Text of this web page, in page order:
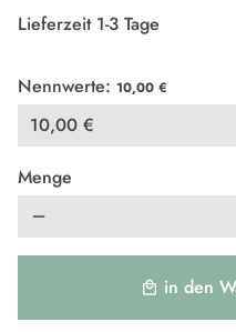
Lieferzeit 1-3 Tage
Nennwerte: 10,00 €
Menge
remove
local_mall in den